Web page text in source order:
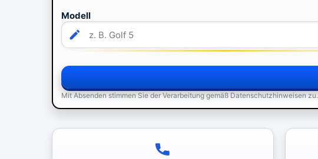
Modell
Mit Absenden stimmen Sie der Verarbeitung gemäß Datenschutzhinweisen zu.